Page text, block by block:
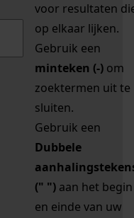
voor resultaten
op elkaar lijken.
Gebruik een
minteken (-) om
zoektermen uit te
sluiten.
Gebruik een
Dubbele
(" ") aan het begin
en einde van uw